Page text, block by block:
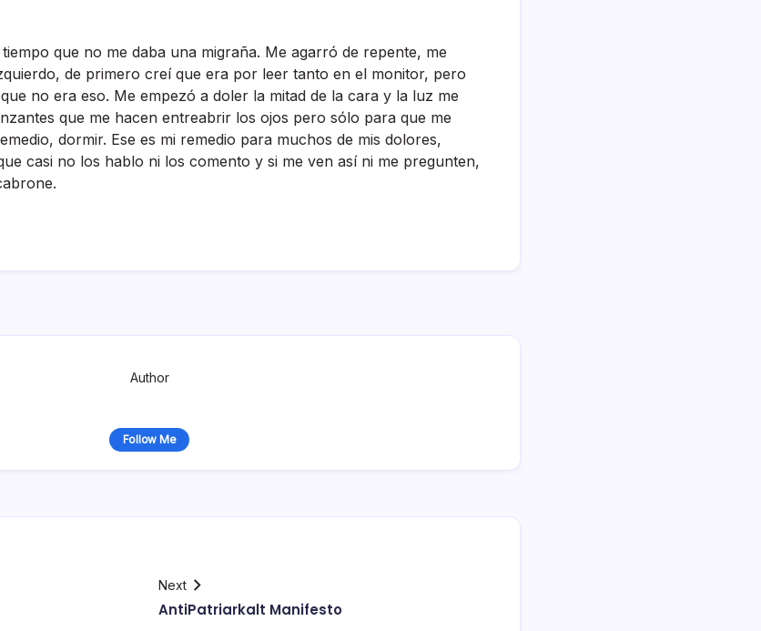
que no me daba una migraña. Me agarró de repente, me
de primero creí­ que era por leer tanto en el monitor, pero
no era eso. Me empezó a doler la mitad de la cara y la luz me
que me hacen entreabrir los ojos pero sólo para que me
dormir. Ese es mi remedio para muchos de mis dolores,
casi no los hablo ni los comento y si me ven así­ ni me pregunten,
Author
Follow Me
Next
AntiPatriarkalt Manifesto